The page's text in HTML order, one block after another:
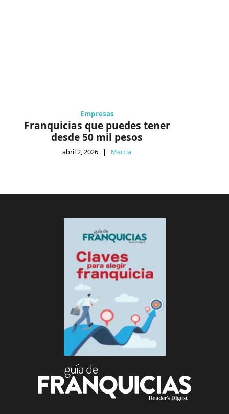
Empresas
Franquicias que puedes tener
desde 50 mil pesos
abril 2, 2026 | Marcia